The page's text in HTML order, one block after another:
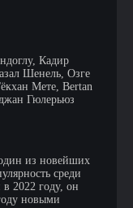
Кадир
Шенель, Озге
Мете, Bertan
Гюлерьюз
из новейших
среди
2022 году, он
новыми